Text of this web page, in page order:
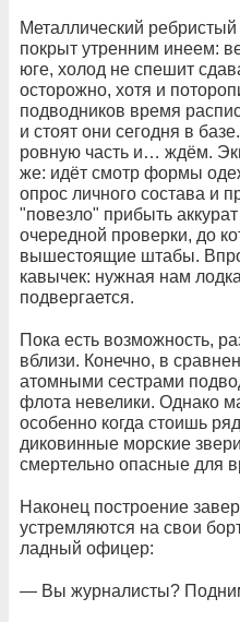
Металлический
покрыт утренним инеем:
юге, холод не спешит
осторожно, хотя и
подводников время
и стоят они сегодня в
ровную часть и… ждём.
же: идёт смотр формы
опрос личного состава и
"повезло" прибыть
очередной проверки, до
вышестоящие штабы.
кавычек: нужная нам
подвергается.
Пока есть возможность,
вблизи. Конечно, в
атомными сестрами
флота невелики. Однако
особенно когда стоишь
диковинные морские
смертельно опасные для
Наконец построение
устремляются на свои
ладный офицер:
— Вы журналисты?